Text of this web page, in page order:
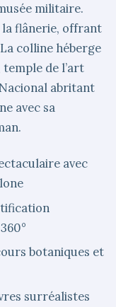
militaire.
flânerie, offrant
colline héberge
de l’art
abritant
avec sa
avec
botaniques et
surréalistes